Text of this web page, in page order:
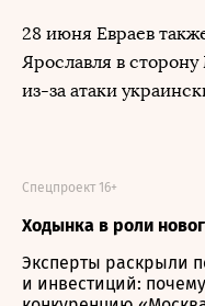
28 июня Евраев
Ярославля в
из-за атаки
Ходынка в роли
Спецпроект 16+
Эксперты раскрыли
и инвестиций: